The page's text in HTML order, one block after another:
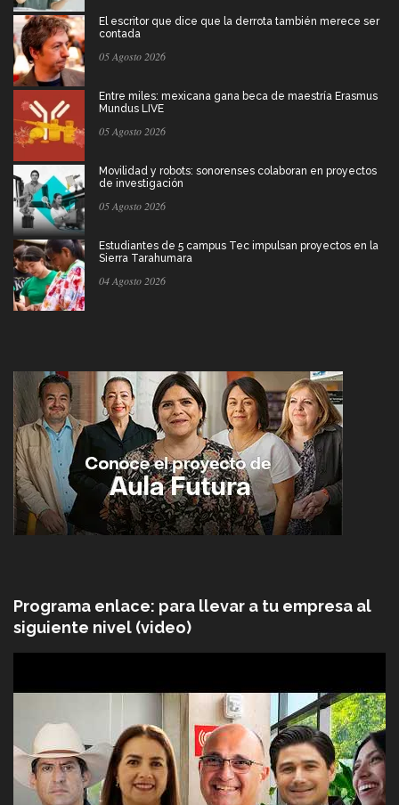
El escritor que dice que la derrota también merece ser
contada
05 Agosto 2026
Entre miles: mexicana gana beca de maestría Erasmus
Mundus LIVE
05 Agosto 2026
Movilidad y robots: sonorenses colaboran en proyectos
de investigación
05 Agosto 2026
Estudiantes de 5 campus Tec impulsan proyectos en la
Sierra Tarahumara
04 Agosto 2026
Programa enlace: para llevar a tu empresa al
siguiente nivel (video)